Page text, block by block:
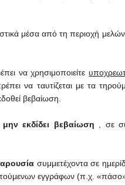
μέσα από τη περιοχή
να χρησιμοποιείτε
να ταυτίζεται με τα
βεβαίωση.
εκδίδει βεβαίωση , σε
συμμετέχοντα σε
εγγράφων (π.χ.